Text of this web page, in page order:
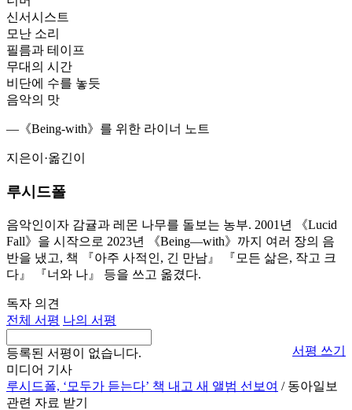
신서시스트
모난 소리
필름과 테이프
무대의 시간
비단에 수를 놓듯
음악의 맛
―《Being-with》를 위한 라이너 노트
지은이·옮긴이
루시드폴
음악인이자 감귤과 레몬 나무를 돌보는 농부. 2001년 《Lucid
Fall》을 시작으로 2023년 《Being―with》까지 여러 장의 음
반을 냈고, 책 『아주 사적인, 긴 만남』 『모든 삶은, 작고 크
다』 『너와 나』 등을 쓰고 옮겼다.
독자 의견
전체 서평 나의 서평
서평 쓰기
등록된 서평이 없습니다.
미디어 기사
루시드폴, ‘모두가 듣는다’ 책 내고 새 앨범 선보여 / 동아일보
관련 자료 받기